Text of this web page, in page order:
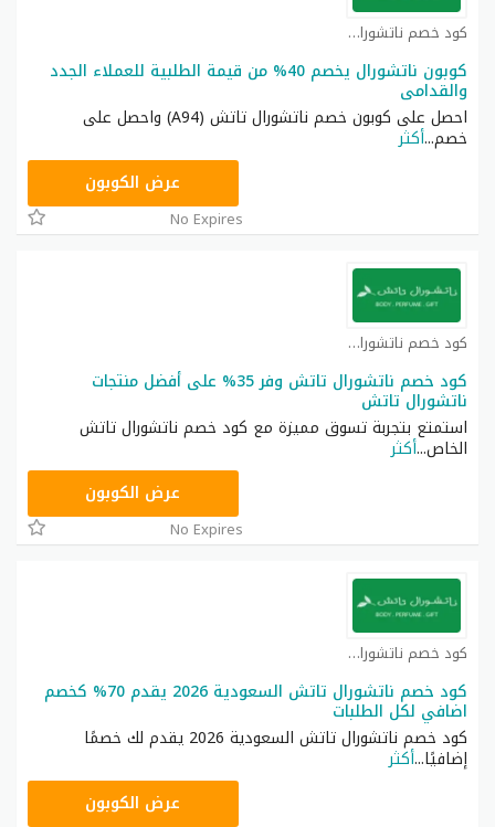
كود خصم ناتشورال كوبون
كوبون ناتشورال يخصم 40% من قيمة الطلبية للعملاء الجدد
والقدامى
احصل على كوبون خصم ناتشورال تاتش (A94) واحصل على
خصم...أكثر
عرض الكوبون
No Expires
كود خصم ناتشورال كوبون
كود خصم ناتشورال تاتش وفر 35% على أفضل منتجات
ناتشورال تاتش
استمتع بتجربة تسوق مميزة مع كود خصم ناتشورال تاتش
الخاص...أكثر
عرض الكوبون
No Expires
كود خصم ناتشورال كوبون
كود خصم ناتشورال تاتش السعودية 2026 يقدم 70% كخصم
اضافي لكل الطلبات
كود خصم ناتشورال تاتش السعودية 2026 يقدم لك خصمًا
إضافيًا...أكثر
عرض الكوبون